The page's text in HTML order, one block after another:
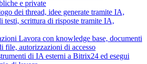
e private
dei thread, idee generate tramite IA,
testi, scrittura di risposte tramite IA,
Lavora con knowledge base, documenti
file, autorizzazioni di accesso
di IA esterni a Bitrix24 ed esegui